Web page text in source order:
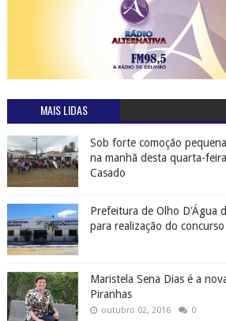
MAIS LIDAS
Sob forte comoção
na manhã desta quarta-
Casado
Prefeitura de Olho D'Água
para realização do
Maristela Sena Dias é a
Piranhas
outubro 02, 2016 0